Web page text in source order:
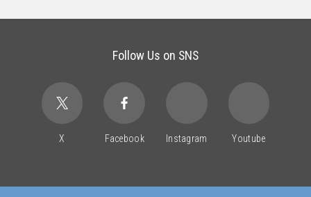
Follow Us on SNS
X Facebook Instagram Youtube